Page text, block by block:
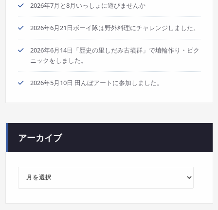
2026年7月と8月いっしょに遊びませんか
2026年6月21日ボーイ隊は野外料理にチャレンジしました。
2026年6月14日「歴史の里しだみ古墳群」で埴輪作り・ピク
ニックをしました。
2026年5月10日 田んぼアートに参加しました。
アーカイブ